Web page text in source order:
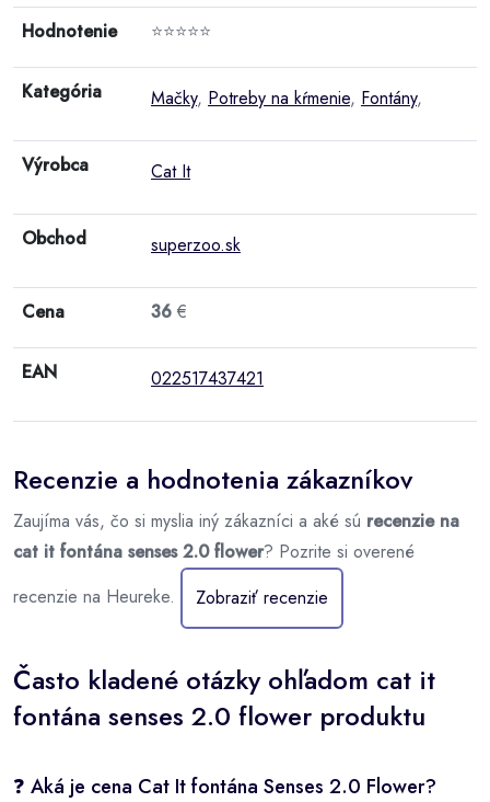
Hodnotenie ⭐⭐⭐⭐⭐
Kategória Mačky, Potreby na kŕmenie, Fontány,
Výrobca Cat It
Obchod superzoo.sk
Cena 36 €
EAN 022517437421
Recenzie a hodnotenia zákazníkov
Zaujíma vás, čo si myslia iný zákazníci a aké sú recenzie na
cat it fontána senses 2.0 flower? Pozrite si overené
recenzie na Heureke.
Zobraziť recenzie
Často kladené otázky ohľadom cat it
fontána senses 2.0 flower produktu
❓ Aká je cena Cat It fontána Senses 2.0 Flower?